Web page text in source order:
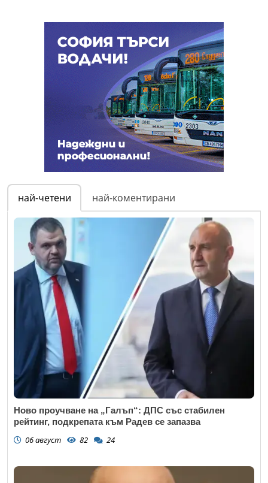
най-четени най-коментирани
Ново проучване на „Галъп“: ДПС със стабилен
рейтинг, подкрепата към Радев се запазва
06 август 82 24